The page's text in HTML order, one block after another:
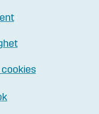
cookies